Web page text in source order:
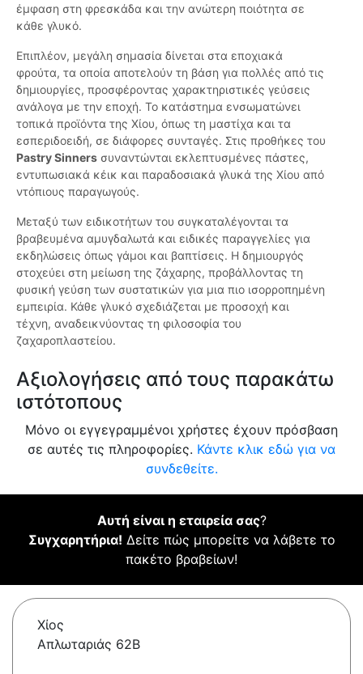
έμφαση στη φρεσκάδα και την ανώτερη ποιότητα σε
κάθε γλυκό.
Επιπλέον, μεγάλη σημασία δίνεται στα εποχιακά
φρούτα, τα οποία αποτελούν τη βάση για πολλές από τις
δημιουργίες, προσφέροντας χαρακτηριστικές γεύσεις
ανάλογα με την εποχή. Το κατάστημα ενσωματώνει
τοπικά προϊόντα της Χίου, όπως τη μαστίχα και τα
εσπεριδοειδή, σε διάφορες συνταγές. Στις προθήκες του
Pastry Sinners συναντώνται εκλεπτυσμένες πάστες,
εντυπωσιακά κέικ και παραδοσιακά γλυκά της Χίου από
ντόπιους παραγωγούς.
Μεταξύ των ειδικοτήτων του συγκαταλέγονται τα
βραβευμένα αμυγδαλωτά και ειδικές παραγγελίες για
εκδηλώσεις όπως γάμοι και βαπτίσεις. Η δημιουργός
στοχεύει στη μείωση της ζάχαρης, προβάλλοντας τη
φυσική γεύση των συστατικών για μια πιο ισορροπημένη
εμπειρία. Κάθε γλυκό σχεδιάζεται με προσοχή και
τέχνη, αναδεικνύοντας τη φιλοσοφία του
ζαχαροπλαστείου.
Αξιολογήσεις από τους παρακάτω
ιστότοπους
Μόνο οι εγγεγραμμένοι χρήστες έχουν πρόσβαση
σε αυτές τις πληροφορίες. Κάντε κλικ εδώ για να
συνδεθείτε.
Αυτή είναι η εταιρεία σας?
Συγχαρητήρια! Δείτε πώς μπορείτε να λάβετε το
πακέτο βραβείων!
Χίος
Απλωταριάς 62Β